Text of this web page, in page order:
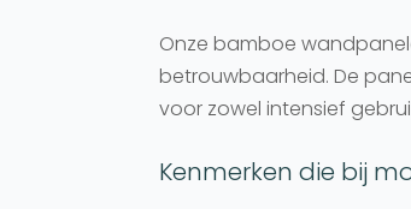
Onze bamboe
betrouwbaarheid. De
voor zowel intensief
Kenmerken die bij